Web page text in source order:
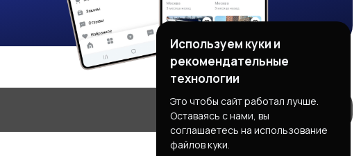
Используем куки и
рекомендательные
технологии
Это чтобы сайт работал лучше.
Оставаясь с нами, вы
соглашаетесь на использование
файлов куки.